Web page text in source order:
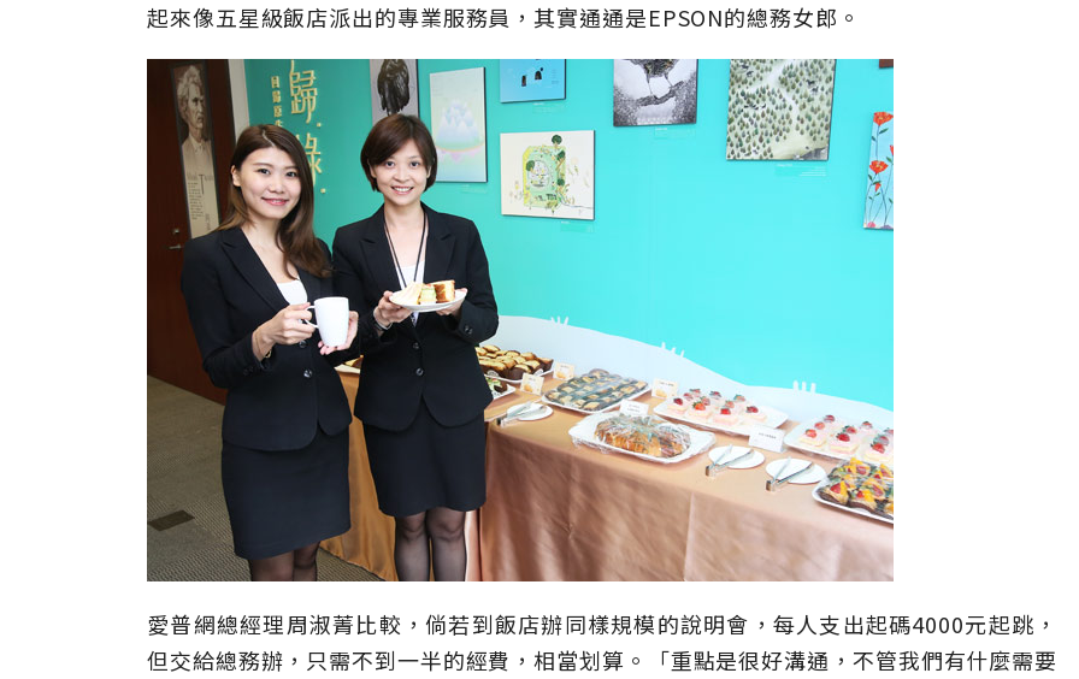
起來像五星級飯店派出的專業服務員，其實通通是EPSON的總務女郎。
愛普網總經理周淑菁比較，倘若到飯店辦同樣規模的說明會，每人支出起碼4000元起跳，
但交給總務辦，只需不到一半的經費，相當划算。「重點是很好溝通，不管我們有什麼需要